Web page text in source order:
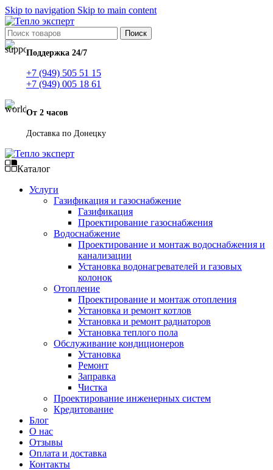
Skip to navigation Skip to main content
Поиск
Поддержка 24/7
+7 (949) 505 51 15
+7 (949) 005 18 61
От 2 часов
Доставка по Донецку
Каталог
Услуги
Газификация и газоснабжение
Газификация
Проектирование газоснабжения
Водоснабжение
Проектирование и монтаж водоснабжения и
канализации
Установка водонагревателей и газовых
колонок
Отопление
Проектирование и монтаж отопления
Установка и ремонт котлов
Установка и ремонт радиаторов
Установка теплого пола
Обслуживание кондиционеров
Установка
Ремонт
Заправка
Чистка
Проектирование инженерных систем
Кредитование
Блог
О нас
Отзывы
Оплата и доставка
Контакты